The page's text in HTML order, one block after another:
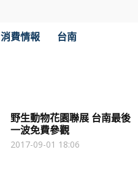
消費情報 台南
野生動物花園聯展 台南最後
一波免費參觀
2017-09-01 18:06